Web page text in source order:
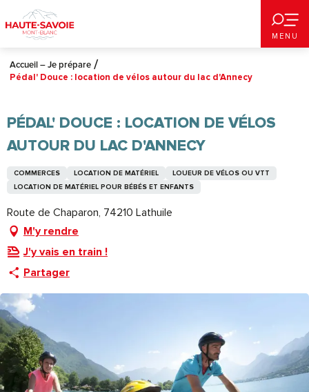
au
contenu
principal
MENU
Accueil – Je prépare
Pédal' Douce : location de vélos autour du lac d'Annecy
PÉDAL' DOUCE : LOCATION DE VÉLOS
AUTOUR DU LAC D'ANNECY
COMMERCES LOCATION DE MATÉRIEL
LOUEUR DE VÉLOS OU VTT
LOCATION DE MATÉRIEL POUR BÉBÉS ET ENFANTS
Route de Chaparon, 74210 Lathuile
M'y rendre
J'y vais en train !
Partager